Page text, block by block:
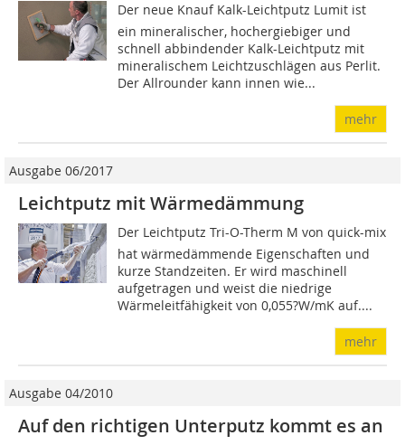
Der neue Knauf Kalk-Leichtputz Lumit ist
ein mineralischer, hochergiebiger und
schnell abbindender Kalk-Leichtputz mit
mineralischem Leichtzuschlägen aus Perlit.
Der Allrounder kann innen wie...
mehr
Ausgabe 06/2017
Leichtputz mit Wärmedämmung
Der Leichtputz Tri-O-Therm M von quick-mix
hat wärmedämmende Eigenschaften und
kurze Standzeiten. Er wird maschinell
aufgetragen und weist die niedrige
Wärmeleitfähigkeit von 0,055?W/mK auf....
mehr
Ausgabe 04/2010
Auf den richtigen Unterputz kommt es an